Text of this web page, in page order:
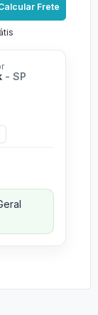
Frete
- SP